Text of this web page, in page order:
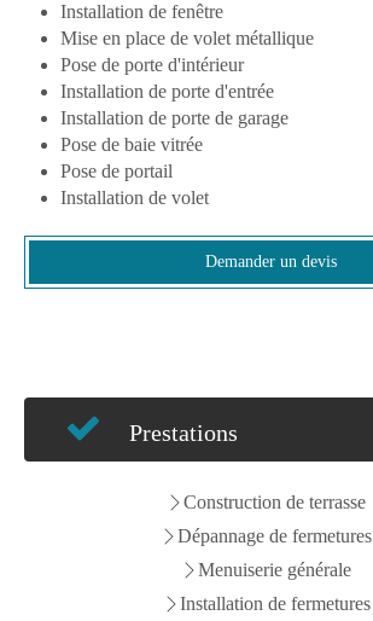
Installation de fenêtre
Mise en place de volet métallique
Pose de porte d'intérieur
Installation de porte d'entrée
Installation de porte de garage
Pose de baie vitrée
Pose de portail
Installation de volet
Demander un devis
Prestations
Construction de terrasse
Dépannage de fermetures
Menuiserie générale
Installation de fermetures